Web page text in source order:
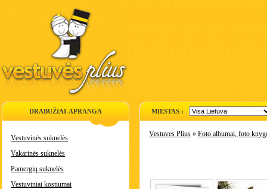
DRABUŽIAI-APRANGA
Vestuvinės suknelės
Vakarinės suknelės
Pamergių suknelės
Vestuviniai kostiumai
MIESTAS :
Vestuves Plius » Foto albumai, foto